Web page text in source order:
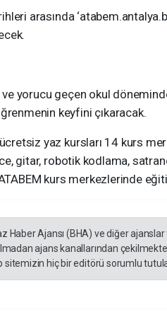
arasında
yorucu geçen okul
keyfini çıkaracak.
yaz kursları 14 kurs
gitar, robotik kodlama,
kurs merkezlerinde
Haber Ajansı (BHA) ve diğer
ajans kanallarından
hiç bir editörü sorumlu